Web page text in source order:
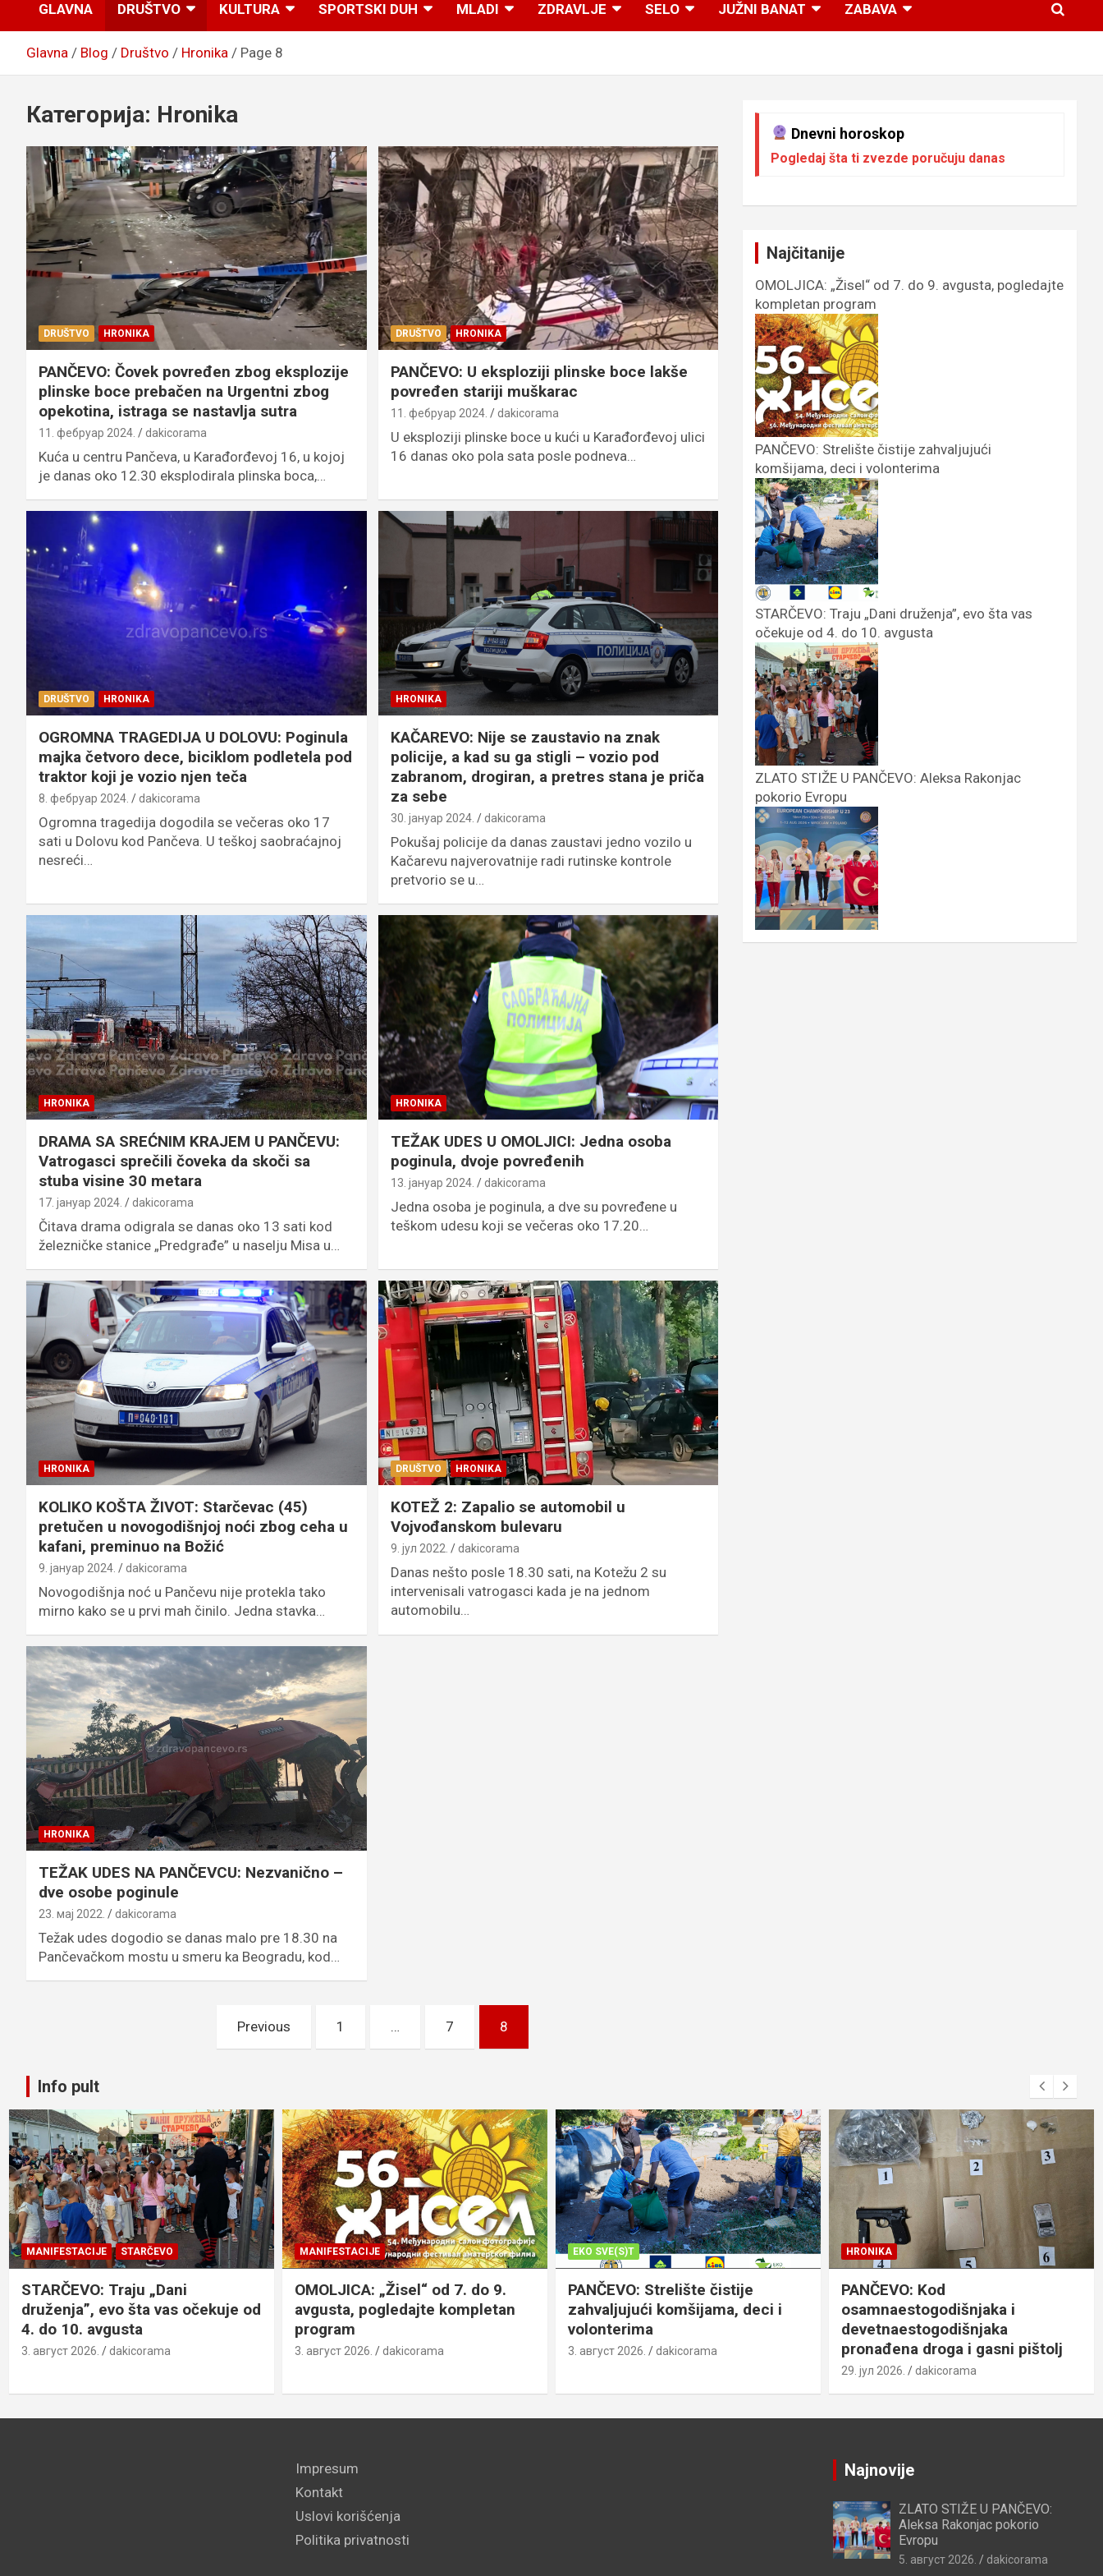
GLAVNA DRUŠTVO KULTURA SPORTSKI DUH MLADI ZDRAVLJE SELO JUŽNI BANAT ZABAVA
Glavna Blog Društvo Hronika Page 8
Категорија: Hronika
DRUŠTVO HRONIKA
PANČEVO: Čovek povređen zbog eksplozije
plinske boce prebačen na Urgentni zbog
opekotina, istraga se nastavlja sutra
11. фебруар 2024. dakicorama
Kuća u centru Pančeva, u Karađorđevoj 16, u kojoj
je danas oko 12.30 eksplodirala plinska boca,…
DRUŠTVO HRONIKA
PANČEVO: U eksploziji plinske boce lakše
povređen stariji muškarac
11. фебруар 2024. dakicorama
U eksploziji plinske boce u kući u Karađorđevoj ulici
16 danas oko pola sata posle podneva…
DRUŠTVO HRONIKA
OGROMNA TRAGEDIJA U DOLOVU: Poginula
majka četvoro dece, biciklom podletela pod
traktor koji je vozio njen teča
8. фебруар 2024. dakicorama
Ogromna tragedija dogodila se večeras oko 17
sati u Dolovu kod Pančeva. U teškoj saobraćajnoj
nesreći…
HRONIKA
KAČAREVO: Nije se zaustavio na znak
policije, a kad su ga stigli – vozio pod
zabranom, drogiran, a pretres stana je priča
za sebe
30. јануар 2024. dakicorama
Pokušaj policije da danas zaustavi jedno vozilo u
Kačarevu najverovatnije radi rutinske kontrole
pretvorio se u…
HRONIKA
DRAMA SA SREĆNIM KRAJEM U PANČEVU:
Vatrogasci sprečili čoveka da skoči sa
stuba visine 30 metara
17. јануар 2024. dakicorama
Čitava drama odigrala se danas oko 13 sati kod
železničke stanice „Predgrađe” u naselju Misa u…
HRONIKA
TEŽAK UDES U OMOLJICI: Jedna osoba
poginula, dvoje povređenih
13. јануар 2024. dakicorama
Jedna osoba je poginula, a dve su povređene u
teškom udesu koji se večeras oko 17.20…
HRONIKA
KOLIKO KOŠTA ŽIVOT: Starčevac (45)
pretučen u novogodišnjoj noći zbog ceha u
kafani, preminuo na Božić
9. јануар 2024. dakicorama
Novogodišnja noć u Pančevu nije protekla tako
mirno kako se u prvi mah činilo. Jedna stavka…
DRUŠTVO HRONIKA
KOTEŽ 2: Zapalio se automobil u
Vojvođanskom bulevaru
9. јул 2022. dakicorama
Danas nešto posle 18.30 sati, na Kotežu 2 su
intervenisali vatrogasci kada je na jednom
automobilu…
HRONIKA
TEŽAK UDES NA PANČEVCU: Nezvanično –
dve osobe poginule
23. мај 2022. dakicorama
Težak udes dogodio se danas malo pre 18.30 na
Pančevačkom mostu u smeru ka Beogradu, kod…
Previous 1 … 7 8
Dnevni horoskop
Pogledaj šta ti zvezde poručuju danas
Najčitanije
OMOLJICA: „Žisel“ od 7. do 9. avgusta, pogledajte
kompletan program
PANČEVO: Strelište čistije zahvaljujući
komšijama, deci i volonterima
STARČEVO: Traju „Dani druženja”, evo šta vas
očekuje od 4. do 10. avgusta
ZLATO STIŽE U PANČEVO: Aleksa Rakonjac
pokorio Evropu
Info pult
MANIFESTACIJE STARČEVO
STARČEVO: Traju „Dani
druženja”, evo šta vas očekuje od
4. do 10. avgusta
3. август 2026. dakicorama
MANIFESTACIJE
OMOLJICA: „Žisel“ od 7. do 9.
avgusta, pogledajte kompletan
program
3. август 2026. dakicorama
EKO SVE(S)T
PANČEVO: Strelište čistije
zahvaljujući komšijama, deci i
volonterima
3. август 2026. dakicorama
HRONIKA
PANČEVO: Kod
osamnaestogodišnjaka i
devetnaestogodišnjaka
pronađena droga i gasni pištolj
29. јул 2026. dakicorama
Impresum
Kontakt
Uslovi korišćenja
Politika privatnosti
Najnovije
ZLATO STIŽE U PANČEVO:
Aleksa Rakonjac pokorio
Evropu
5. август 2026. dakicorama